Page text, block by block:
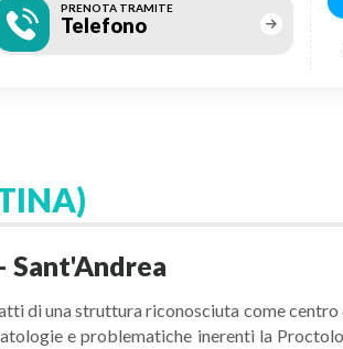
PRENOTA TRAMITE
Telefono
Sant'Andrea
di una struttura riconosciuta come
e problematiche inerenti la